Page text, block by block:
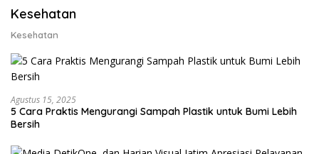
Kesehatan
Kesehatan
Agustus 15, 2025
5 Cara Praktis Mengurangi Sampah Plastik untuk Bumi Lebih
Bersih